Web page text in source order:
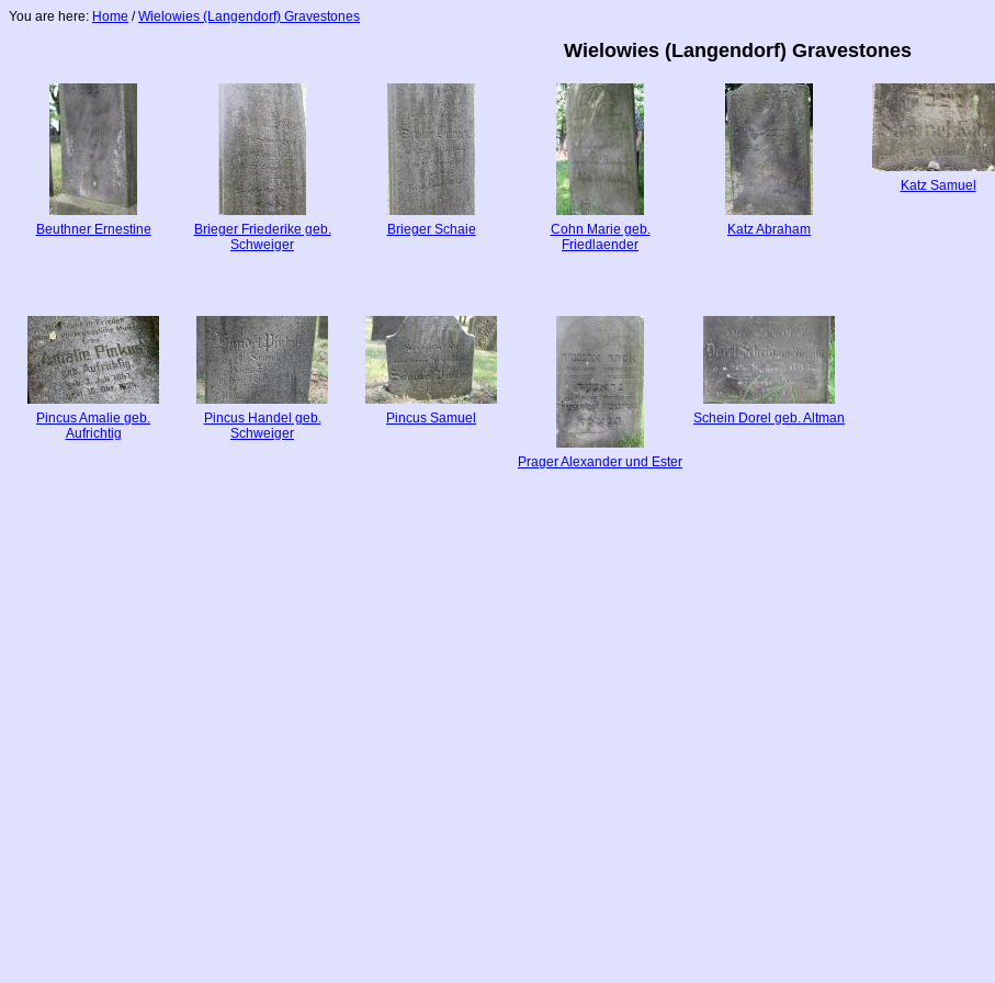
You are here: Home /Wielowies (Langendorf) Gravestones
Wielowies (Langendorf) Gravestones
Beuthner Ernestine
Brieger Friederike geb.
Schweiger
Brieger Schaie
Cohn Marie geb.
Friedlaender
Katz Abraham
Katz Samuel
Pincus Amalie geb.
Aufrichtig
Pincus Handel geb.
Schweiger
Pincus Samuel
Prager Alexander und Ester
Schein Dorel geb. Altman